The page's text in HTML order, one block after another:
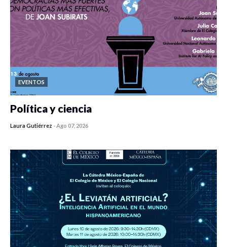
EVENTOS
Política y ciencia
Laura Gutiérrez -Ago 07, 2026